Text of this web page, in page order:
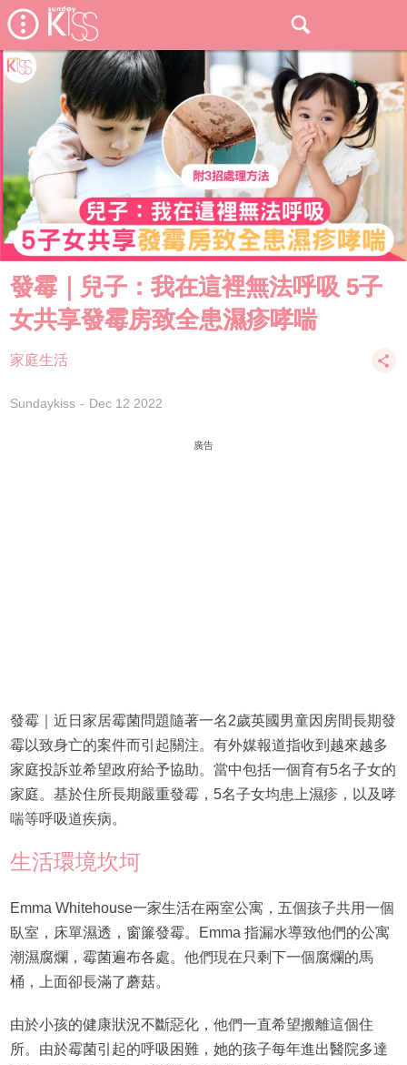
發霉｜兒子：我在這裡無法呼吸 5子
女共享發霉房致全患濕疹哮喘
家庭生活
Sundaykiss Dec 12 2022
廣告
發霉｜近日家居霉菌問題隨著一名2歲英國男童因房間長期發
霉以致身亡的案件而引起關注。有外媒報道指收到越來越多
家庭投訴並希望政府給予協助。當中包括一個育有5名子女的
家庭。基於住所長期嚴重發霉，5名子女均患上濕疹，以及哮
喘等呼吸道疾病。
生活環境坎坷
Emma Whitehouse一家生活在兩室公寓，五個孩子共用一個
臥室，床單濕透，窗簾發霉。Emma 指漏水導致他們的公寓
潮濕腐爛，霉菌遍布各處。他們現在只剩下一個腐爛的馬
桶，上面卻長滿了蘑菇。
由於小孩的健康狀況不斷惡化，他們一直希望搬離這個住
所。由於霉菌引起的呼吸困難，她的孩子每年進出醫院多達